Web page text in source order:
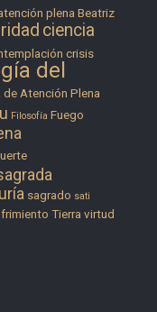
plenaBeatriz
ciencia
crisis
del
de Atención Plena
Filosofía Fuego
sagrado sati
Tierra virtud